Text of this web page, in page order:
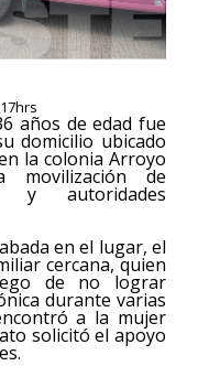
años de edad fue
domicilio ubicado
la colonia Arroyo
de
y autoridades
en el lugar, el
cercana, quien
de no lograr
durante varias
a la mujer
solicitó el apoyo